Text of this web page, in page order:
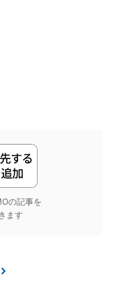
の記事を
ます